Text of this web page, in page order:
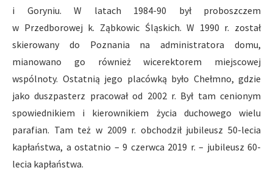
i Goryniu. W latach 1984-90 był proboszczem
w Przedborowej k. Ząbkowic Śląskich. W 1990 r. został
skierowany do Poznania na administratora domu,
mianowano go również wicerektorem miejscowej
wspólnoty. Ostatnią jego placówką było Chełmno, gdzie
jako duszpasterz pracował od 2002 r. Był tam cenionym
spowiednikiem i kierownikiem życia duchowego wielu
parafian. Tam też w 2009 r. obchodził jubileusz 50-lecia
kapłaństwa, a ostatnio – 9 czerwca 2019 r. – jubileusz 60-
lecia kapłaństwa.